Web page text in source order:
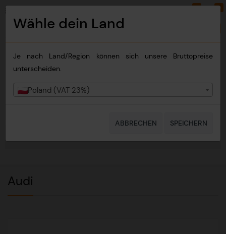
0 0
Audi
Wähle dein Land
Je nach Land/Region können sich unsere Bruttopreise
unterscheiden.
Poland (VAT 23%)
ABBRECHEN SPEICHERN